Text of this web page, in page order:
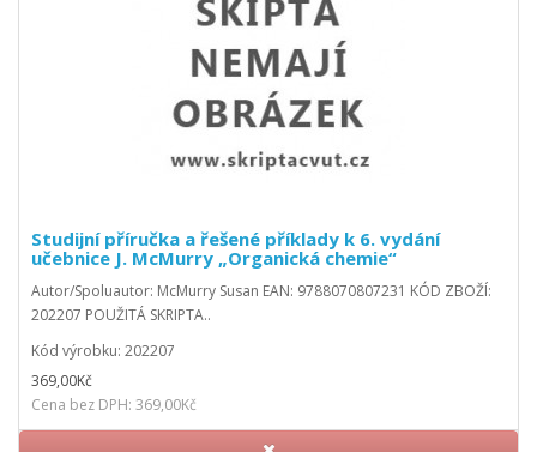
Studijní příručka a řešené příklady k 6. vydání
učebnice J. McMurry „Organická chemie“
Autor/Spoluautor: McMurry Susan EAN: 9788070807231 KÓD ZBOŽÍ:
202207 POUŽITÁ SKRIPTA..
Kód výrobku: 202207
369,00Kč
Cena bez DPH: 369,00Kč